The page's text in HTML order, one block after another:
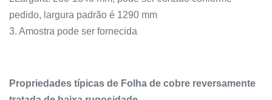
pedido, largura padrão é 1290 mm
3. Amostra pode ser fornecida
Propriedades típicas de Folha de cobre reversamente